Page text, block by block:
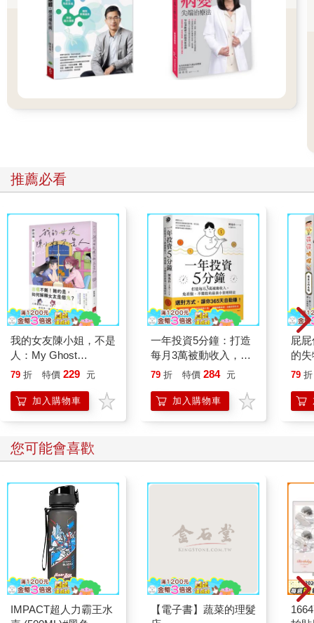
斜眼的國王——動眼神經麻痺
無論中西古代，貴族大都會請畫家為自己留下畫像。畢竟貴族是
社會中比較重要的人，而且在世襲制度之下，貴族的後代往往也
留下的畫像。帝王當然是貴族中的貴族，因此中西的歷任帝王通
貌瑕疵，以致於大家在畫中的長相差別不大，有時搞不太清楚哪
張畫像畫的是誰。相對地在西方，肖像畫的風格要寫實得多，尤
其是出自傑出畫師之手的肖像，唯妙唯肖，跟現代的照片差不
多。畫中主角的相貌缺陷，時而會被如實地保留下來。
比方說這一幅油畫，現存於英國倫敦的英國國家肖像美術館
（National Portrait
Gallery）。畫的是英國的愛德華二世（Edward II，一二八四—一
三二七）。我們今天已經不知道畫家是誰，但能看得出筆觸細
膩，色調飽滿，肯定出自當時的名家之手。
愛德華二世是英國歷史上一位相當有名氣的國王，可惜不是什麼
好名氣。愛德華二世的父親愛德華一世（Edward I，一二三九—
一三○七）是一位名聲赫赫、戰功彪炳，霸道型的有作為君主。在
愛德華一世執政之下，英格蘭發動戰爭擊敗了威爾斯，將其納入
英格蘭的勢力範圍。接下來愛德華一世還繼續派兵征討蘇格蘭，
想要如法炮製。而他的兒子小愛德華則跟老爸差得太多，從小看
起來就沒什麼出息，望之不似人君。愛德華一世心知肚明，但為
了讓不服眾的小愛德華以後能順利繼承王位，必須培養他的戰功
聲望，就指派小愛德華領軍參戰。無奈小愛德華不是塊材料，戰
場表現不佳，私生活也不檢點，還鬧出嚴重的醜聞。醜聞的內
頓（Piers Gaveston）的騎士，寵愛到了讓當時的人有點起疑心
的程度。年近七旬的老愛德華對此十分憤怒，同時也看出小愛德
華沒辦法打仗，只好御駕親征打蘇格蘭，結果死於征途。形象甚
差的小愛德華就此即位，是為愛德華二世。
愛德華二世剛剛即位，就迫不及待地將加韋斯頓騎士破格封為伯
爵。這件事鬧得非常大，引起眾多貴族的不滿。他們合力反抗，
讓議會立法限制國王的權力，還逼他把加韋斯頓驅逐出境。沒想
到愛德華後來又偷偷地把加韋斯頓接回，結果憤怒的貴族們就把
加韋斯頓抓起來處死。由這些可以看出，愛德華二世雖然名為國
推薦必看
我的女友陳小姐，不是
人：My Ghost
Girlfriend 2
79 折 特價 229 元
加入購物車
一年投資5分鐘：打造
每月3萬被動收入，免
看盤、不選股的最強小
79 折 特價 284 元
加入購物車
屁
的
79 折
您可能會喜歡
IMPACT超人力霸王水
【電子書】蔬菜的理髮